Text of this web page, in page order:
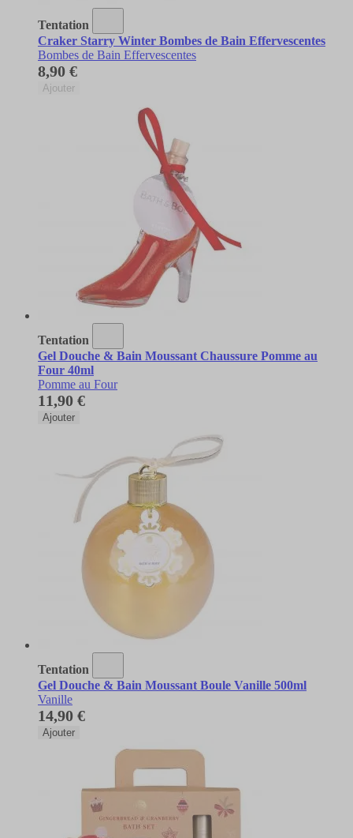
Tentation
Craker Starry Winter Bombes de Bain Effervescentes
Bombes de Bain Effervescentes
8,90 €
Ajouter
Tentation
Gel Douche & Bain Moussant Chaussure Pomme au
Four 40ml
Pomme au Four
11,90 €
Ajouter
Tentation
Gel Douche & Bain Moussant Boule Vanille 500ml
Vanille
14,90 €
Ajouter